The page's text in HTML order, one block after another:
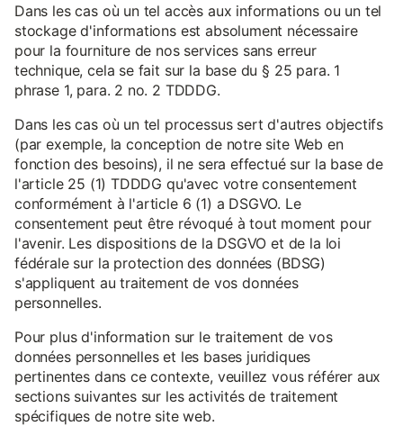
Dans les cas où un tel accès aux informations ou un tel
stockage d'informations est absolument nécessaire
pour la fourniture de nos services sans erreur
technique, cela se fait sur la base du § 25 para. 1
phrase 1, para. 2 no. 2 TDDDG.
Dans les cas où un tel processus sert d'autres objectifs
(par exemple, la conception de notre site Web en
fonction des besoins), il ne sera effectué sur la base de
l'article 25 (1) TDDDG qu'avec votre consentement
conformément à l'article 6 (1) a DSGVO. Le
consentement peut être révoqué à tout moment pour
l'avenir. Les dispositions de la DSGVO et de la loi
fédérale sur la protection des données (BDSG)
s'appliquent au traitement de vos données
personnelles.
Pour plus d'information sur le traitement de vos
données personnelles et les bases juridiques
pertinentes dans ce contexte, veuillez vous référer aux
sections suivantes sur les activités de traitement
spécifiques de notre site web.